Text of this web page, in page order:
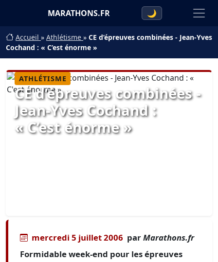
MARATHONS.FR 🌙
Accueil » Athlétisme » CE d’épreuves combinées - Jean-Yves
Cochand : « C’est énorme »
ATHLÉTISME
CE d’épreuves combinées -
Jean-Yves Cochand :
« C’est énorme »
mercredi 5 juillet 2006 parMarathons.fr
Formidable week-end pour les épreuves